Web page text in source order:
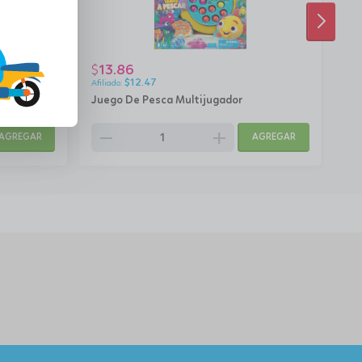
Juego De Pesca Multijugador
$13.86
$12.47
remove add AGREGAR